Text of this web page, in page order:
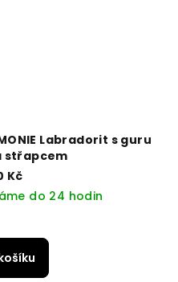
Labradorit s guru
střapcem
Kč
do 24 hodin